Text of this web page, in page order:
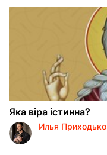
Яка віра істинна?
Илья Приходько